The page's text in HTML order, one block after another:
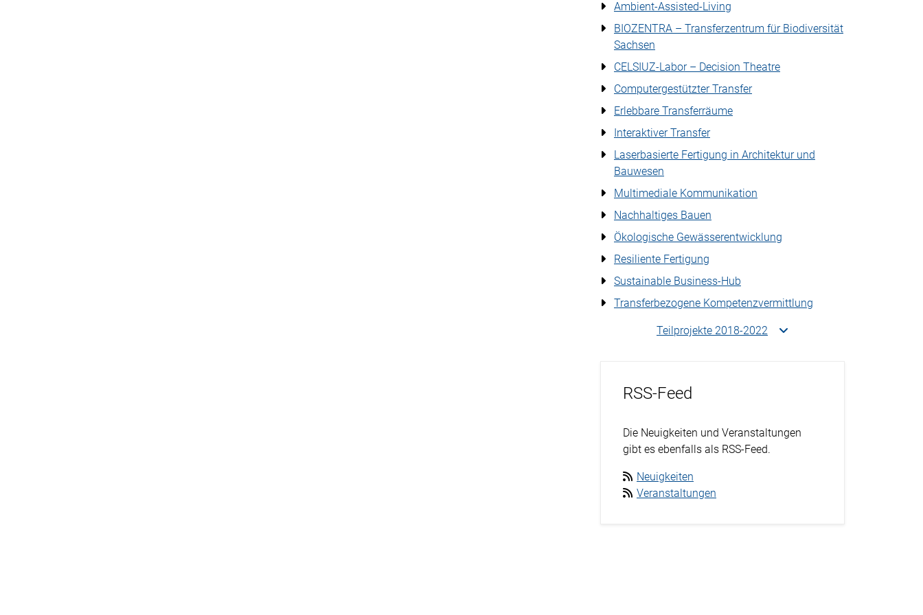
Ambient-Assisted-Living
BIOZENTRA – Transferzentrum für Biodiversität
Sachsen
CELSIUZ-Labor – Decision Theatre
Computergestützter Transfer
Erlebbare Transferräume
Interaktiver Transfer
Laserbasierte Fertigung in Architektur und
Bauwesen
Multimediale Kommunikation
Nachhaltiges Bauen
Ökologische Gewässerentwicklung
Resiliente Fertigung
Sustainable Business-Hub
Transferbezogene Kompetenzvermittlung
Teilprojekte 2018-2022
RSS-Feed
Die Neuigkeiten und Veranstaltungen
gibt es ebenfalls als RSS-Feed.
Neuigkeiten
Veranstaltungen